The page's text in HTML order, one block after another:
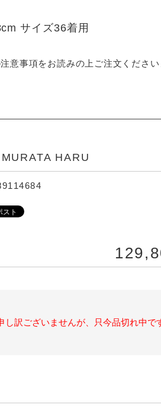
サイズ36着用
意事項をお読みの上ご注文くださ
HARU
し訳ございませんが、只今品切れ中で